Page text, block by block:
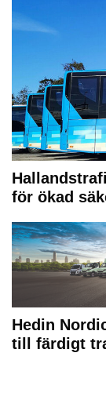
för ökad
Hedin
till färdigt